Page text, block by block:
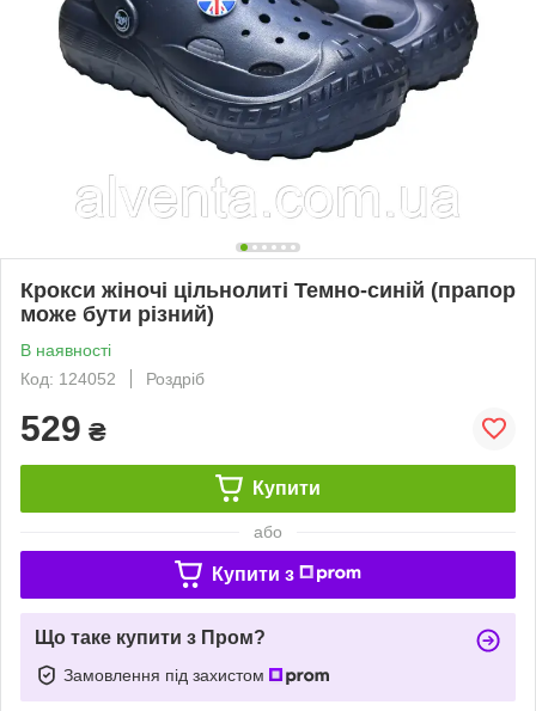
Крокси жіночі цільнолиті Темно-синій (прапор
може бути різний)
В наявності
Код: 124052
Роздріб
529 ₴
Купити
або
Купити з
Що таке купити з Пром?
Замовлення під захистом